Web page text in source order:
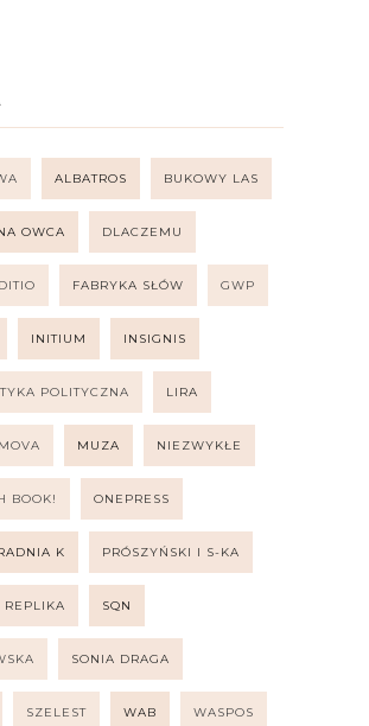
ALBATROS BUKOWY LAS
OWCA DLACZEMU
FABRYKA SŁÓW GWP
INITIUM INSIGNIS
POLITYCZNA LIRA
MOVA MUZA NIEZWYKŁE
BOOK! ONEPRESS
K PRÓSZYŃSKI I S-KA
REPLIKA SQN
SONIA DRAGA
SZELEST WAB WASPOS